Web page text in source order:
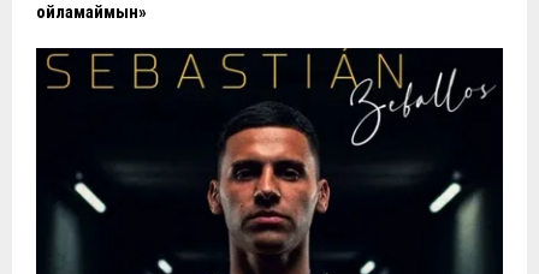
ойламаймын»